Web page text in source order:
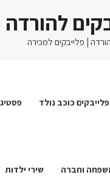
| פלייבקים למכירה
פלייבקים כוכב נולד
וחברה שירי ילדות